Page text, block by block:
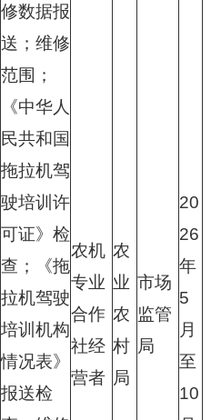
修数据报
送；维修
范围；
《中华人
民共和国
拖拉机驾
驶培训许
可证》检
查；《拖
拉机驾驶
培训机构
情况表》
报送检
农机
专业
合作
社经
营者
农
业
农
村
局
市场
监管
局
20
26
年
5
月
至
10